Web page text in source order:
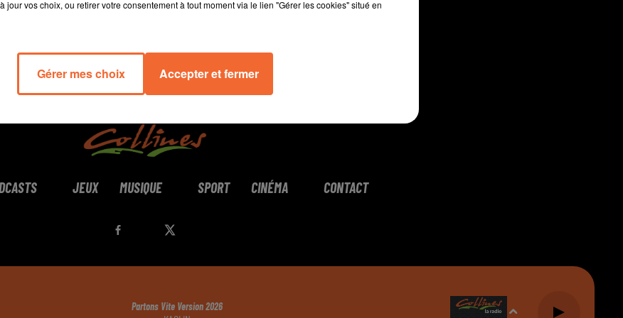
JEUX MUSIQUE SPORT CINÉMA CONTACT
Partons Vite Version 2026
jour vos choix, ou retirer votre consentement à tout moment via le lien "Gérer les cookies" situé en
Gérer mes choix Accepter et fermer